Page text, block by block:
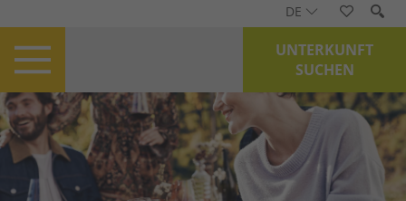
DE
UNTERKUNFT
SUCHEN